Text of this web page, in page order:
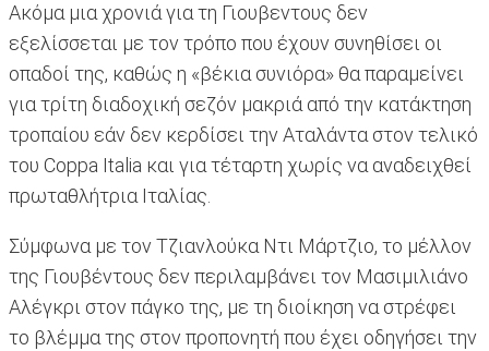
Ακόμα μια χρονιά για τη Γιουβεντους δεν
εξελίσσεται με τον τρόπο που έχουν συνηθίσει οι
οπαδοί της, καθώς η «βέκια συνιόρα» θα παραμείνει
για τρίτη διαδοχική σεζόν μακριά από την κατάκτηση
τροπαίου εάν δεν κερδίσει την Αταλάντα στον τελικό
του Coppa Italia και για τέταρτη χωρίς να αναδειχθεί
πρωταθλήτρια Ιταλίας.
Σύμφωνα με τον Τζιανλούκα Ντι Μάρτζιο, το μέλλον
της Γιουβέντους δεν περιλαμβάνει τον Μασιμιλιάνο
Αλέγκρι στον πάγκο της, με τη διοίκηση να στρέφει
το βλέμμα της στον προπονητή που έχει οδηγήσει την